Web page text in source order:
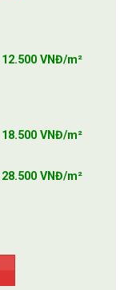
12.500 VNĐ/m²
18.500 VNĐ/m²
28.500 VNĐ/m²